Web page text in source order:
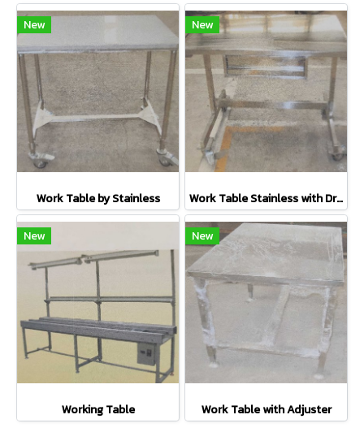
New
Work Table by Stainless
New
Work Table Stainless with Drawers
New
Working Table
New
Work Table with Adjuster